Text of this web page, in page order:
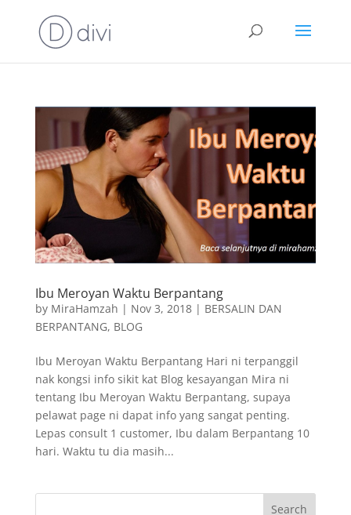
Ibu Meroyan Waktu Berpantang
by MiraHamzah | Nov 3, 2018| BERSALIN DAN
BERPANTANG, BLOG
Ibu Meroyan Waktu Berpantang Hari ni terpanggil
nak kongsi info sikit kat Blog kesayangan Mira ni
tentang Ibu Meroyan Waktu Berpantang, supaya
pelawat page ni dapat info yang sangat penting.
Lepas consult 1 customer, Ibu dalam Berpantang 10
hari. Waktu tu dia masih...